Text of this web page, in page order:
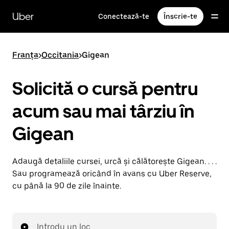
direct
conținutul
principal
Uber Conectează-te Înscrie-te
Franța>Occitania>Gigean
Solicită o cursă pentru
acum sau mai târziu în
Gigean
Adaugă detaliile cursei, urcă și călătorește Gigean. . . .
Sau programează oricând în avans cu Uber Reserve,
cu până la 90 de zile înainte.
Introdu un loc